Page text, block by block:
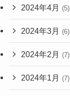
2024年4月 (5)
2024年3月 (6)
2024年2月 (7)
2024年1月 (7)